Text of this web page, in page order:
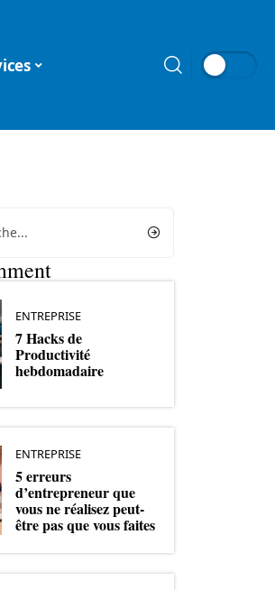
ENTREPRISE
7 Hacks de
Productivité
hebdomadaire
ENTREPRISE
5 erreurs
d’entrepreneur que
vous ne réalisez peut-
être pas que vous faites